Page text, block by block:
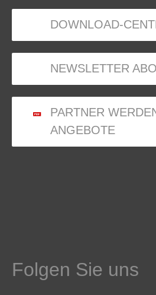
DOWNLOAD-
NEWSLETTER
PARTNER
ANGEBOTE
Folgen Sie uns